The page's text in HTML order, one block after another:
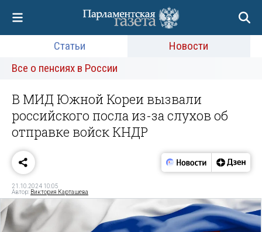
Статьи
Новости
Все о пенсиях в России
В МИД Южной Кореи вызвали
российского посла из-за слухов об
отправке войск КНДР
21.10.2024 10:05
Автор: Виктория Карташева